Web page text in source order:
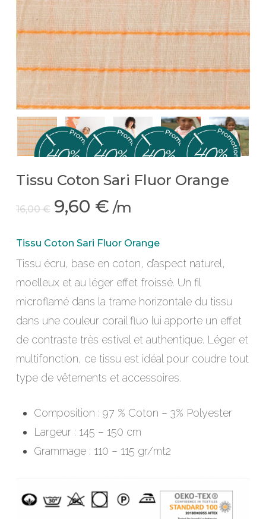
Tissu Coton Sari Fluor Orange
16,00€ Le
prix
initial
16,00 €.
9,60 €Le
actuel
9,60 €.
/m
Tissu Coton Sari Fluor Orange
Tissu écru, base en coton, d’aspect naturel,
moelleux et au léger effet froissé. Un fil
microflamé dans la trame horizontale du tissu
dans une couleur corail fluo lui apporte un effet
de contraste très estival et authentique. Léger et
multifonction, ce tissu est idéal pour coudre tout
type de vêtements et accessoires.
Composition : 97 % Coton – 3% Polyester
Largeur : 145 – 150 cm
Grammage : 110 – 115 gr/mt2